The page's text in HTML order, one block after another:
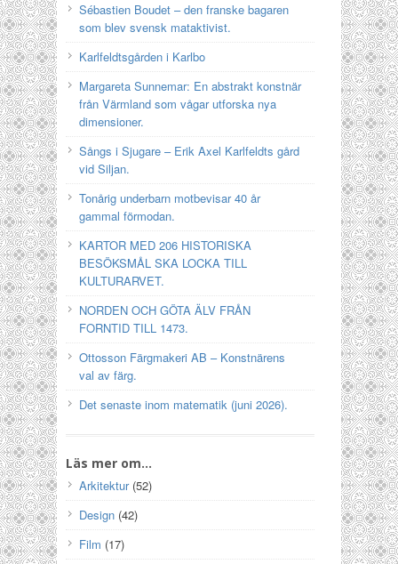
Sébastien Boudet – den franske bagaren
som blev svensk mataktivist.
Karlfeldtsgården i Karlbo
Margareta Sunnemar: En abstrakt konstnär
från Värmland som vågar utforska nya
dimensioner.
Sångs i Sjugare – Erik Axel Karlfeldts gård
vid Siljan.
Tonårig underbarn motbevisar 40 år
gammal förmodan.
KARTOR MED 206 HISTORISKA
BESÖKSMÅL SKA LOCKA TILL
KULTURARVET.
NORDEN OCH GÖTA ÄLV FRÅN
FORNTID TILL 1473.
Ottosson Färgmakeri AB – Konstnärens
val av färg.
Det senaste inom matematik (juni 2026).
Läs mer om…
Arkitektur(52)
Design (42)
Film (17)